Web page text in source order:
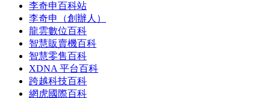
李奇申百科站
李奇申（創辦人）
龍雲數位百科
智慧販賣機百科
智慧零售百科
XDNA 平台百科
跨越科技百科
網虎國際百科